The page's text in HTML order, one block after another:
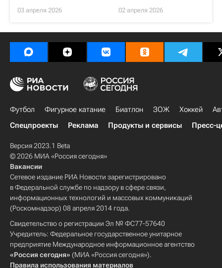
03 апреля 2026 02 апреля 2026
Футбол Фигурное катание Биатлон ЗОЖ Хоккей
Спецпроекты
Реклама Продукты и сервисы Пресс-
Версия 2023.1 Beta
© 2026 МИА «Россия сегодня»
Вакансии
Сетевое издание РИА Новости зарегистрировано
в Федеральной службе по надзору в сфере связи,
информационных технологий и массовых коммуникаций
(Роскомнадзор) 08 апреля 2014 года.
Свидетельство о регистрации Эл № ФС77-57640
Учредитель: Федеральное государственное унитарное
предприятие Международное информационное агентство
«Россия сегодня» (МИА «Россия сегодня»).
Правила использования материалов